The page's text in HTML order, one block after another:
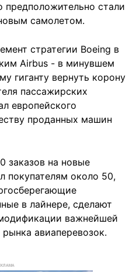
предположительно стали
самолетом.
стратегии Boeing в
Airbus - в минувшем
гиганту вернуть корону
пассажирских
европейского
проданных машин
заказов на новые
покупателям около 50,
в лайнере, сделают
важнейшей
авиаперевозок.